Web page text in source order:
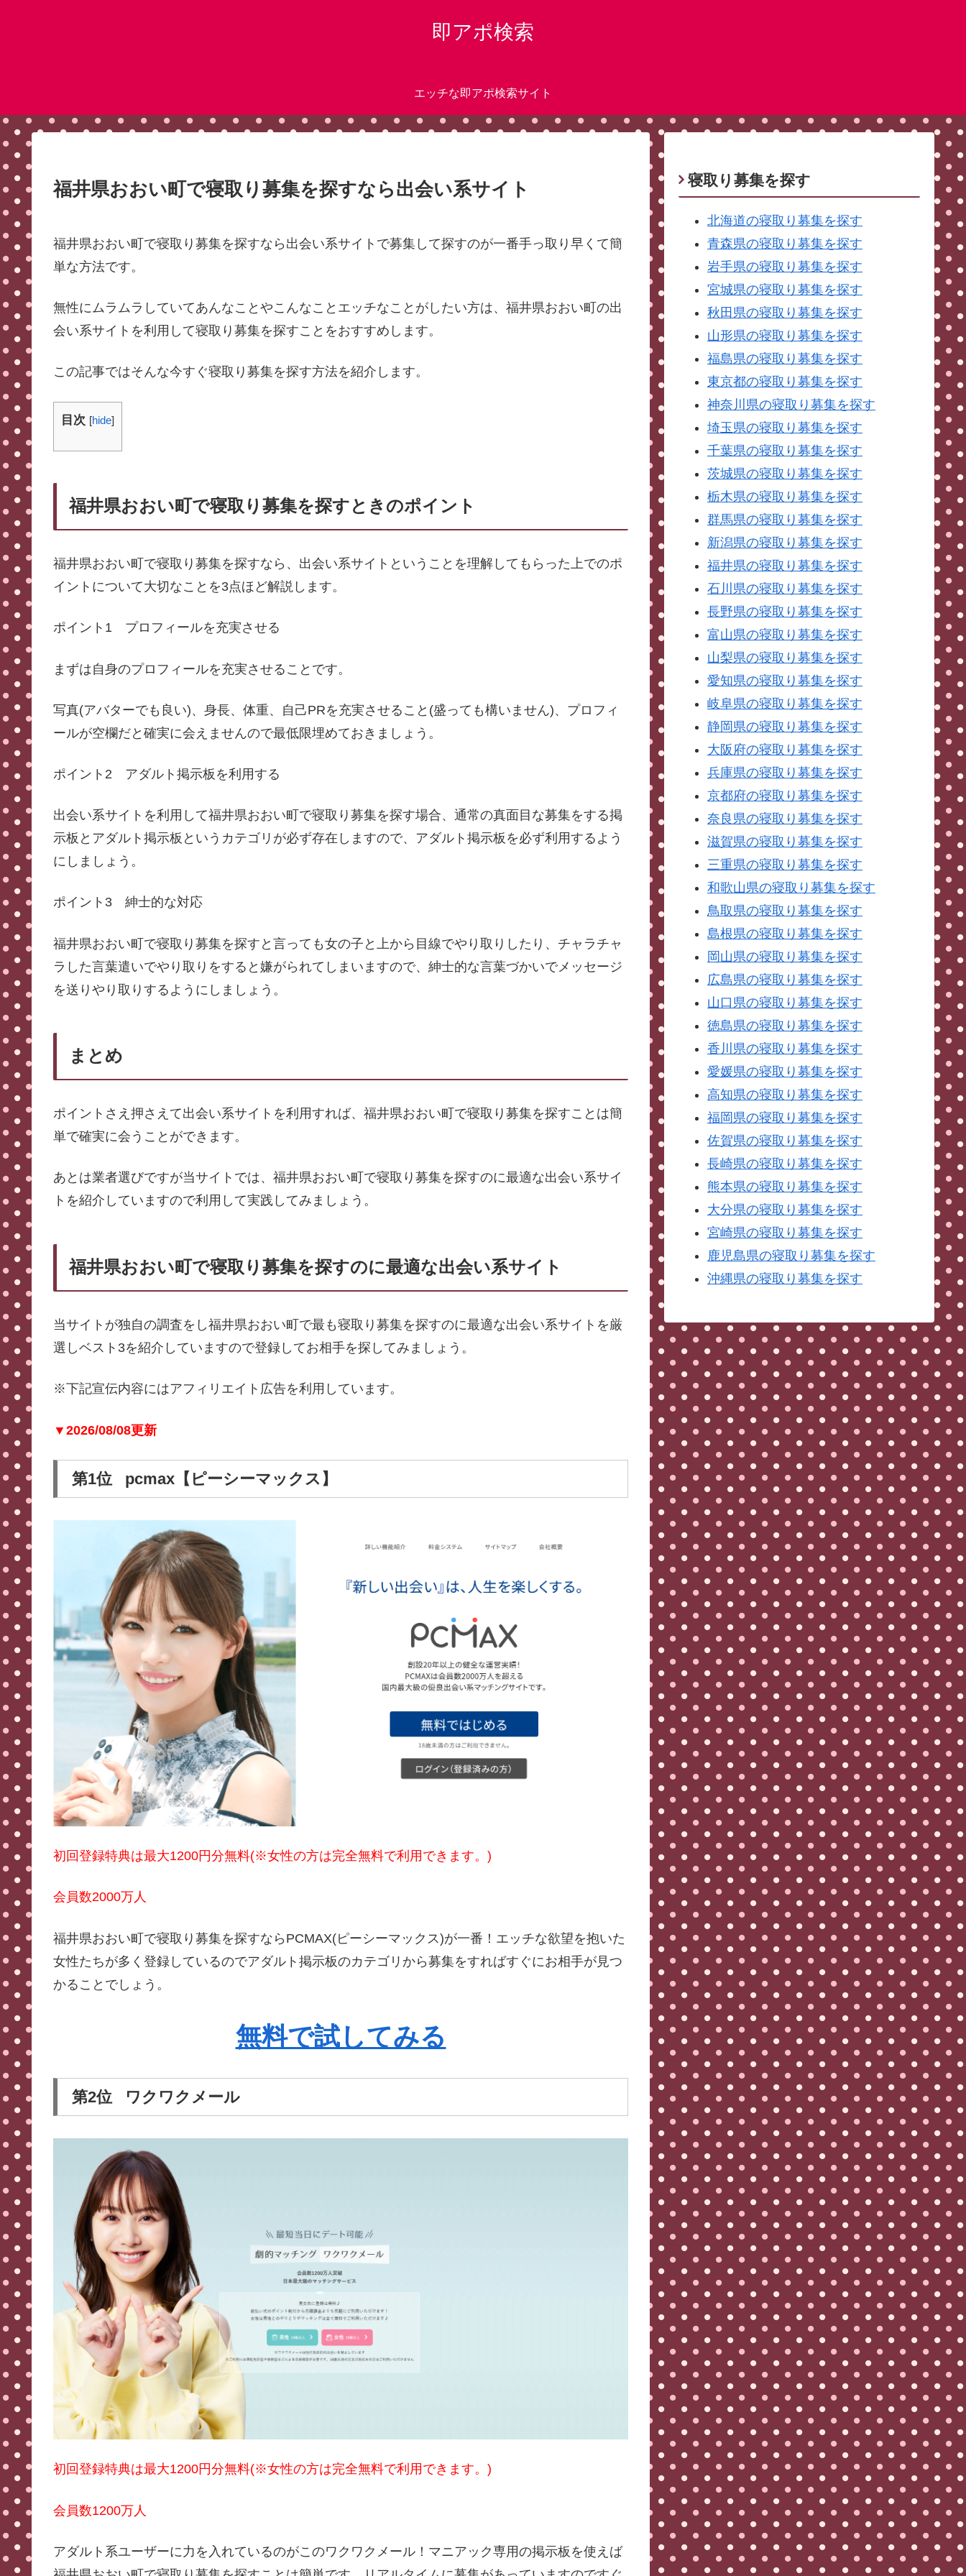
即アポ検索
エッチな即アポ検索サイト
福井県おおい町で寝取り募集を探すなら出会い系サイト
福井県おおい町で寝取り募集を探すなら出会い系サイトで募集して探すのが一番手っ取り早くて簡
単な方法です。
無性にムラムラしていてあんなことやこんなことエッチなことがしたい方は、福井県おおい町の出
会い系サイトを利用して寝取り募集を探すことをおすすめします。
この記事ではそんな今すぐ寝取り募集を探す方法を紹介します。
目次 [hide]
福井県おおい町で寝取り募集を探すときのポイント
福井県おおい町で寝取り募集を探すなら、出会い系サイトということを理解してもらった上でのポ
イントについて大切なことを3点ほど解説します。
ポイント1 プロフィールを充実させる
まずは自身のプロフィールを充実させることです。
写真(アバターでも良い)、身長、体重、自己PRを充実させること(盛っても構いません)、プロフィ
ールが空欄だと確実に会えませんので最低限埋めておきましょう。
ポイント2 アダルト掲示板を利用する
出会い系サイトを利用して福井県おおい町で寝取り募集を探す場合、通常の真面目な募集をする掲
示板とアダルト掲示板というカテゴリが必ず存在しますので、アダルト掲示板を必ず利用するよう
にしましょう。
ポイント3 紳士的な対応
福井県おおい町で寝取り募集を探すと言っても女の子と上から目線でやり取りしたり、チャラチャ
ラした言葉遣いでやり取りをすると嫌がられてしまいますので、紳士的な言葉づかいでメッセージ
を送りやり取りするようにしましょう。
まとめ
ポイントさえ押さえて出会い系サイトを利用すれば、福井県おおい町で寝取り募集を探すことは簡
単で確実に会うことができます。
あとは業者選びですが当サイトでは、福井県おおい町で寝取り募集を探すのに最適な出会い系サイ
トを紹介していますので利用して実践してみましょう。
福井県おおい町で寝取り募集を探すのに最適な出会い系サイト
当サイトが独自の調査をし福井県おおい町で最も寝取り募集を探すのに最適な出会い系サイトを厳
選しベスト3を紹介していますので登録してお相手を探してみましょう。
※下記宣伝内容にはアフィリエイト広告を利用しています。
▼2026/08/08更新
第1位 pcmax【ピーシーマックス】
初回登録特典は最大1200円分無料(※女性の方は完全無料で利用できます。)
会員数2000万人
福井県おおい町で寝取り募集を探すならPCMAX(ピーシーマックス)が一番！エッチな欲望を抱いた
女性たちが多く登録しているのでアダルト掲示板のカテゴリから募集をすればすぐにお相手が見つ
かることでしょう。
無料で試してみる
第2位 ワクワクメール
初回登録特典は最大1200円分無料(※女性の方は完全無料で利用できます。)
会員数1200万人
アダルト系ユーザーに力を入れているのがこのワクワクメール！マニアック専用の掲示板を使えば
寝取り募集を探す
北海道の寝取り募集を探す
青森県の寝取り募集を探す
岩手県の寝取り募集を探す
宮城県の寝取り募集を探す
秋田県の寝取り募集を探す
山形県の寝取り募集を探す
福島県の寝取り募集を探す
東京都の寝取り募集を探す
神奈川県の寝取り募集を探す
埼玉県の寝取り募集を探す
千葉県の寝取り募集を探す
茨城県の寝取り募集を探す
栃木県の寝取り募集を探す
群馬県の寝取り募集を探す
新潟県の寝取り募集を探す
福井県の寝取り募集を探す
石川県の寝取り募集を探す
長野県の寝取り募集を探す
富山県の寝取り募集を探す
山梨県の寝取り募集を探す
愛知県の寝取り募集を探す
岐阜県の寝取り募集を探す
静岡県の寝取り募集を探す
大阪府の寝取り募集を探す
兵庫県の寝取り募集を探す
京都府の寝取り募集を探す
奈良県の寝取り募集を探す
滋賀県の寝取り募集を探す
三重県の寝取り募集を探す
和歌山県の寝取り募集を探す
鳥取県の寝取り募集を探す
島根県の寝取り募集を探す
岡山県の寝取り募集を探す
広島県の寝取り募集を探す
山口県の寝取り募集を探す
徳島県の寝取り募集を探す
香川県の寝取り募集を探す
愛媛県の寝取り募集を探す
高知県の寝取り募集を探す
福岡県の寝取り募集を探す
佐賀県の寝取り募集を探す
長崎県の寝取り募集を探す
熊本県の寝取り募集を探す
大分県の寝取り募集を探す
宮崎県の寝取り募集を探す
鹿児島県の寝取り募集を探す
沖縄県の寝取り募集を探す